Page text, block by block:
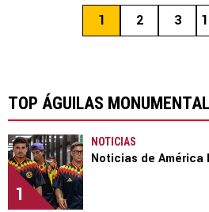
1 2 3
TOP ÁGUILAS MONUMENTAL
1
NOTICIAS
Noticias de América